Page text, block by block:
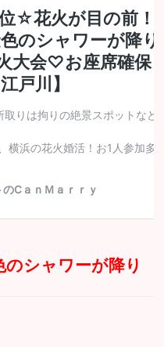
のシャワーが降り